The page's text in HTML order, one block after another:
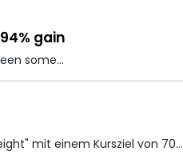
gain
some…
mit einem Kursziel von 70…